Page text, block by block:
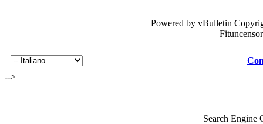
Powered by vBulletin
-->
Search Engine